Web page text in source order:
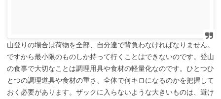
山登りの場合は荷物を全部、自分達で背負わなければなりません。
ですから最小限のものしか持って行くことはできないのです。登山
の食事で大切なことは調理用具や食材の軽量化なのです。ひとつひ
とつの調理道具や食材の重さ、全体で何キロになるのかを把握して
おく必要があります。ザックに入らないような大きいものは、避け